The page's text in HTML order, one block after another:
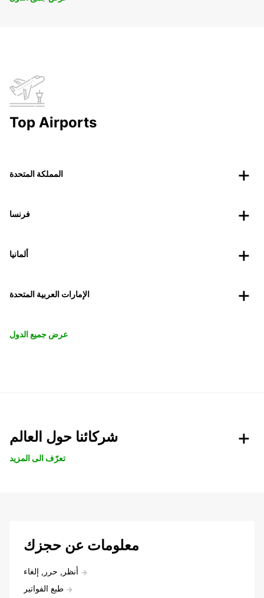
Top Airports
المملكة المتحدة
فرنسا
ألمانيا
الإمارات العربية المتحدة
عرض جميع الدول
شركائنا حول العالم
تعرّف الى المزيد
معلومات عن حجزك
أنظر, حرر, إلغاء
طبع الفواتير